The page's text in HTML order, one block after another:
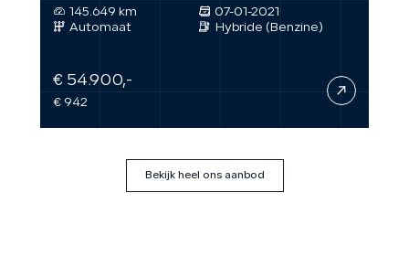
145.649 km
07-01-2021
Automaat
Hybride (Benzine)
€ 54.900,-
€ 942
Bekijk heel ons aanbod